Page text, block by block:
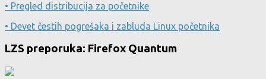
• Pregled distribucija za početnike
• Devet čestih pogrešaka i zabluda Linux početnika
LZS preporuka: Firefox Quantum